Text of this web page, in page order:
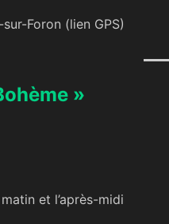
Foron (lien GPS)
»
et l’après-midi